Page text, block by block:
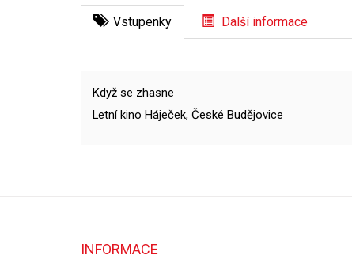
Vstupenky Další informace
Když se zhasne
Letní kino Háječek, České Budějovice
INFORMACE